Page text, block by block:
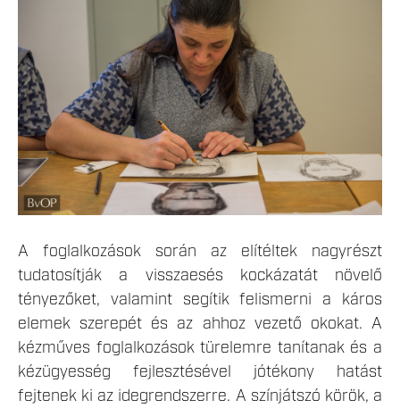
COPY.JPG
A foglalkozások során az elítéltek nagyrészt
tudatosítják a visszaesés kockázatát növelő
tényezőket, valamint segítik felismerni a káros
elemek szerepét és az ahhoz vezető okokat. A
kézműves foglalkozások türelemre tanítanak és a
kézügyesség fejlesztésével jótékony hatást
fejtenek ki az idegrendszerre. A színjátszó körök, a